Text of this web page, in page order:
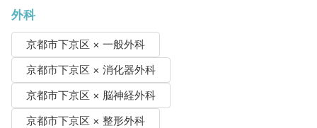
外科
京都市下京区 × 一般外科
京都市下京区 × 消化器外科
京都市下京区 × 脳神経外科
京都市下京区 × 整形外科